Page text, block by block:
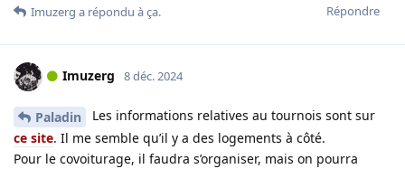
Répondre
Imuzerg a répondu à ça.
Imuzerg 8 déc. 2024
Paladin
Les informations relatives au tournois sont sur
ce site. Il me semble qu’il y a des logements à côté.
Pour le covoiturage, il faudra s’organiser, mais on pourra